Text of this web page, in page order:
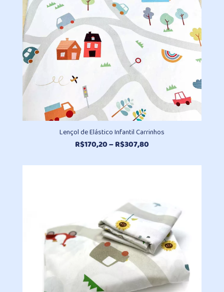
Lençol de Elástico Infantil Carrinhos
R$170,20–R$307,80Faixa
preço: